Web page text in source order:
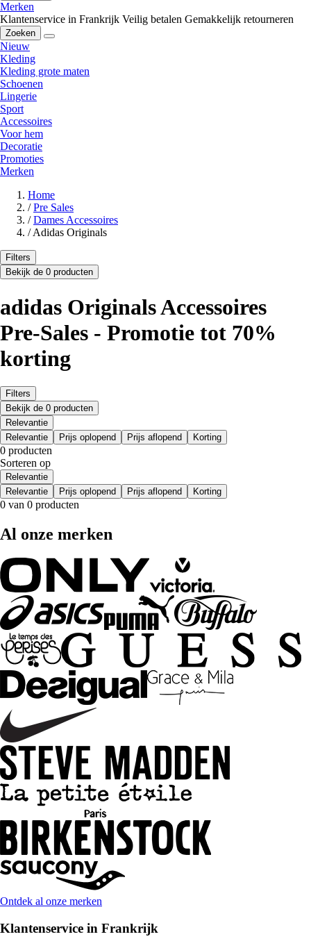
Merken
Klantenservice in Frankrijk Veilig betalen Gemakkelijk retourneren
Zoeken
Nieuw
Kleding
Kleding grote maten
Schoenen
Lingerie
Sport
Accessoires
Voor hem
Decoratie
Promoties
Merken
Home
/ Pre Sales
/ Dames Accessoires
/ Adidas Originals
Filters
Bekijk de 0 producten
adidas Originals Accessoires
Pre-Sales - Promotie tot 70%
korting
Filters
Bekijk de 0 producten
Relevantie
Relevantie
Prijs oplopend Prijs aflopend Korting
0 producten
Sorteren op
Relevantie
Relevantie
Prijs oplopend Prijs aflopend Korting
0 van 0 producten
Al onze merken
Ontdek al onze merken
Klantenservice in Frankrijk